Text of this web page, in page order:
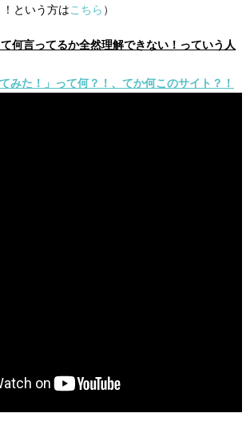
！という方はこちら ）
何言ってるか全然理解できない！っていう人
みた！」って何？！、てか何このサイト？！